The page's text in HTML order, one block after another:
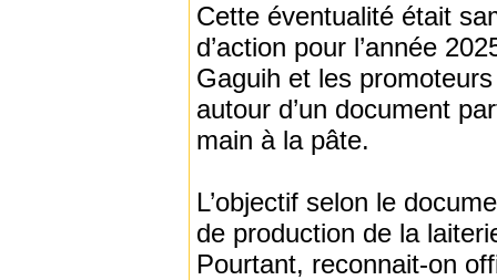
Cette éventualité était
d’action pour l’année
Gaguih et les
autour d’un document
main à la pâte.
L’objectif selon le
de production de la
Pourtant, reconnait-on